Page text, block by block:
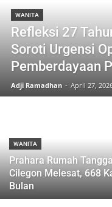
WANITA
Refleksi 27
Soroti Urgensi
Pemberdayaan
Adji Ramadhan - April 27,
WANITA
Prahara Rumah
Cilegon Melesat, 668
Bulan